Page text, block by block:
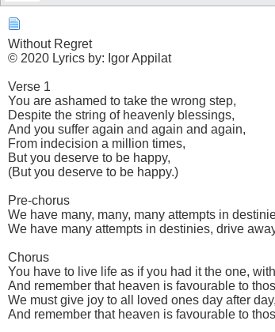
Without Regret
© 2020 Lyrics by: Igor Appilat
Verse 1
You are ashamed to take the wrong step,
Despite the string of heavenly blessings,
And you suffer again and again and again,
From indecision a million times,
But you deserve to be happy,
(But you deserve to be happy.)
Pre-chorus
We have many, many, many attempts in
We have many attempts in destinies, drive
Chorus
You have to live life as if you had it the one,
And remember that heaven is favourable to
We must give joy to all loved ones day after
And remember that heaven is favourable to